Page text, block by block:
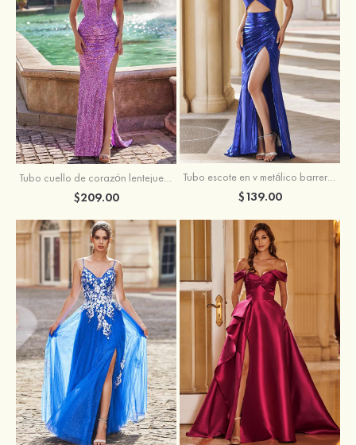
$209.00
Tubo escote en v metálico barrer tren vestido de graduación
$139.00